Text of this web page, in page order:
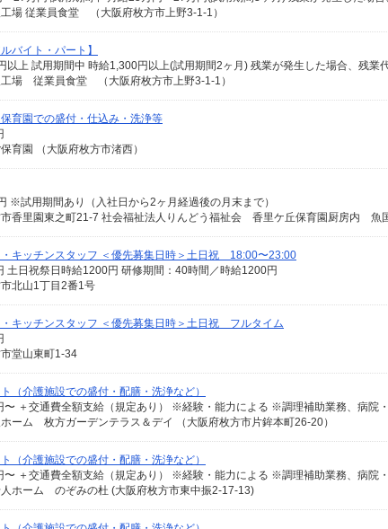
場 従業員食堂 （大阪府枚方市上野3-1-1）
バイト・パート】
以上 試用期間中 時給1,300円以上(試用期間2ヶ月) 残業が発生した場合、残業
工場 従業員食堂 （大阪府枚方市上野3-1-1）
育園での盛付・仕込み・洗浄等
育園 （大阪府枚方市渚西）
※試用期間あり（入社日から2ヶ月経過後の月末まで）
市香里園東之町21-7 社会福祉法人りんどう福祉会 香里ケ丘保育園厨房内 魚
・キッチンスタッフ ＜優先募集日時＞土日祝 18:00〜23:00
土日祝祭日時給1200円 研修期間：40時間／時給1200円
北山1丁目2番1号
キッチンスタッフ ＜優先募集日時＞土日祝 フルタイム
堂山東町1-34
（介護施設での盛付・配膳・洗浄など）
〜 ＋交通費全額支給（規定あり） ※経験・能力による ※調理補助業務、病院
ーム 枚方ガーデンテラス＆デイ （大阪府枚方市片鉾本町26-20）
（介護施設での盛付・配膳・洗浄など）
〜 ＋交通費全額支給（規定あり） ※経験・能力による ※調理補助業務、病院
ホーム のぞみの杜 (大阪府枚方市東中振2-17-13)